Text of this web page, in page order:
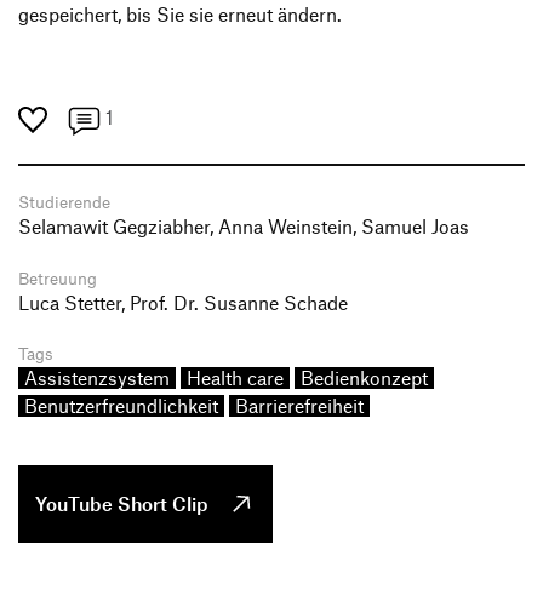
gespeichert, bis Sie sie erneut ändern.
1
Studierende
Selamawit Gegziabher, Anna Weinstein, Samuel Joas
Betreuung
Luca Stetter, Prof. Dr. Susanne Schade
Tags
Assistenzsystem Health care
Bedienkonzept
Benutzerfreundlichkeit
Barrierefreiheit
YouTube Short Clip